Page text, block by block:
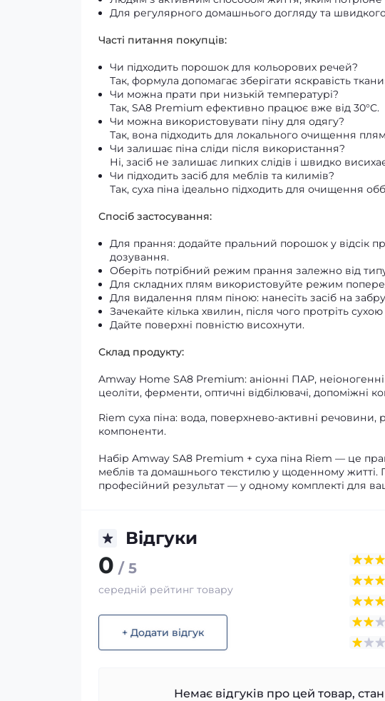
Для регулярного домашнього догляду та
Часті питання покупців:
Чи підходить порошок для кольорових речей?
Так, формула допомагає зберігати яскравість
Чи можна прати при низькій температурі?
Так, SA8 Premium ефективно працює вже від 30°C.
Чи можна використовувати піну для одягу?
Так, вона підходить для локального очищення
Чи залишає піна сліди після використання?
Ні, засіб не залишає липких слідів і швидко
Чи підходить засіб для меблів та килимів?
Так, суха піна ідеально підходить для очищення
Спосіб застосування:
Для прання: додайте пральний порошок у відсік
дозування.
Оберіть потрібний режим прання залежно від
Для складних плям використовуйте режим
Для видалення плям піною: нанесіть засіб на
Зачекайте кілька хвилин, після чого протріть
Дайте поверхні повністю висохнути.
Склад продукту:
Amway Home SA8 Premium: аніонні ПАР,
цеоліти, ферменти, оптичні відбілювачі, допоміжні
Riem суха піна: вода, поверхнево-активні речовини,
компоненти.
Набір Amway SA8 Premium + суха піна Riem — це
меблів та домашнього текстилю у щоденному
професійний результат — у одному комплекті для
Відгуки
0 / 5
середній рейтинг товару
+ Додати відгук
Немає відгуків про цей товар,